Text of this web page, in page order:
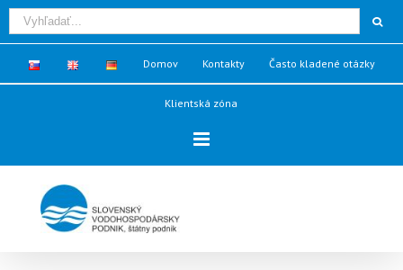
Domov Kontakty Často kladené otázky
Klientská zóna